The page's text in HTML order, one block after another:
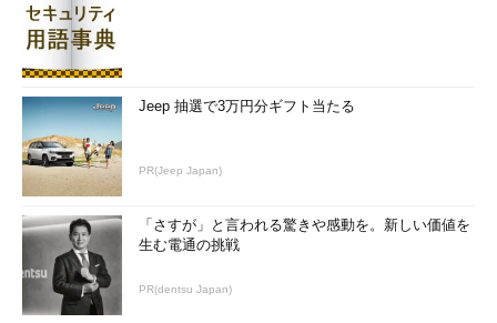
Jeep 抽選で3万円分ギフト当たる
PR(Jeep Japan)
「さすが」と言われる驚きや感動を。新しい価値を
生む電通の挑戦
PR(dentsu Japan)